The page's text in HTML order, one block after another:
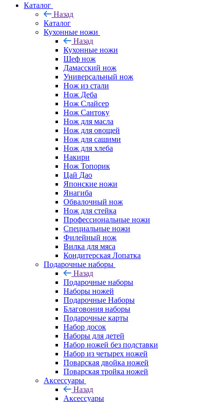
Каталог
Назад
Каталог
Кухонные ножи
Назад
Кухонные ножи
Шеф нож
Дамасский нож
Универсальный нож
Нож из стали
Нож Деба
Нож Слайсер
Нож Сантоку
Нож для масла
Нож для овощей
Нож для сашими
Нож для хлеба
Накири
Нож Топорик
Цай Дао
Японские ножи
Янагиба
Обвалочный нож
Нож для стейка
Профессиональные ножи
Специальные ножи
Филейный нож
Вилка для мяса
Кондитерская Лопатка
Подарочные наборы
Назад
Подарочные наборы
Наборы ножей
Подарочные Наборы
Благовония наборы
Подарочные карты
Набор досок
Наборы для детей
Набор ножей без подставки
Набор из четырех ножей
Поварская двойка ножей
Поварская тройка ножей
Аксессуары
Назад
Аксессуары